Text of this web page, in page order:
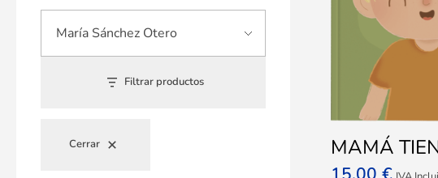
Filtrar productos
Cerrar MAMÁ